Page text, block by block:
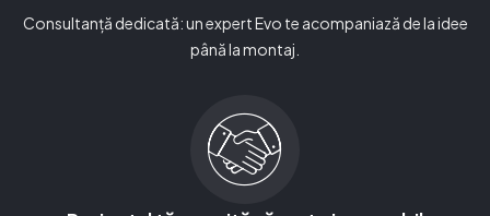
Consultanță dedicată: un expert Evo te acompaniază de la idee
până la montaj.